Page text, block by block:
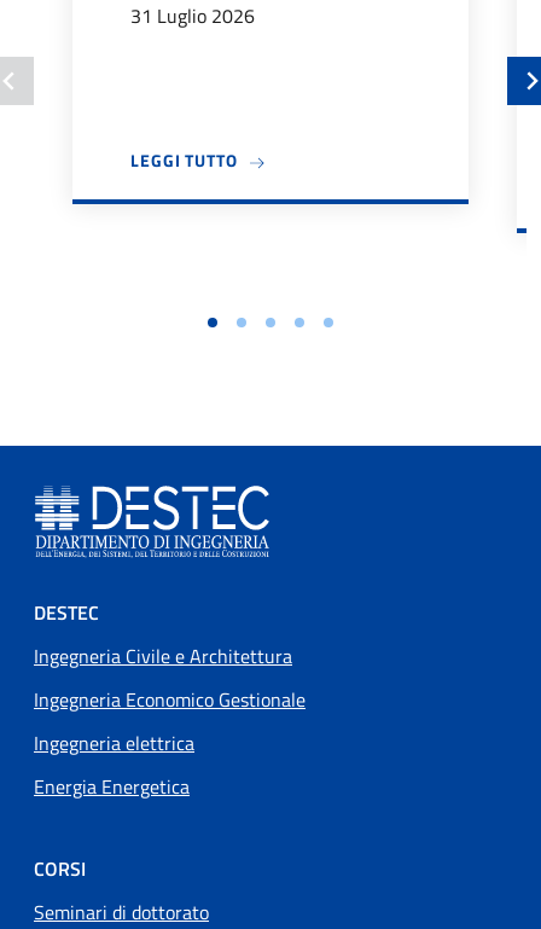
31 Luglio 2026
LEGGI TUTTOA PROPOSITO DI BANDO TUTOR
Footer menu
DESTEC
Ingegneria Civile e Architettura
Ingegneria Economico Gestionale
Ingegneria elettrica
Energia Energetica
CORSI
Seminari di dottorato